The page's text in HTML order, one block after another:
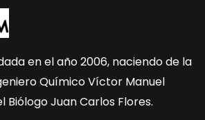
en el año 2006, naciendo de la
Químico Víctor Manuel
Biólogo Juan Carlos Flores.